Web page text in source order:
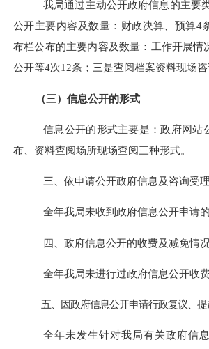
我局通过主动公开政府信息的主要
公开主要内容及数量：财政决算、预算4
布栏公布的主要内容及数量：工作开展情
公开等4次12条；三是查阅档案资料现场咨
（三）信息公开的形式
信息公开的形式主要是：政府网站
布、资料查阅场所现场查阅三种形式。
三、依申请公开政府信息及咨询受
全年我局未收到政府信息公开申请的
四、政府信息公开的收费及减免情
全年我局未进行过政府信息公开收费
五、因政府信息公开申请行政复议、
全年未发生针对我局有关政府信